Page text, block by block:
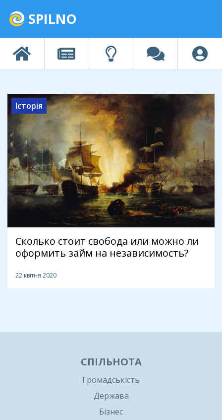
SPILNO
Історія
Сколько стоит свобода или можно ли
оформить займ на независимость?
22 квітня 2020
СПІЛЬНОТА
Громадськість
Держава
Бізнес